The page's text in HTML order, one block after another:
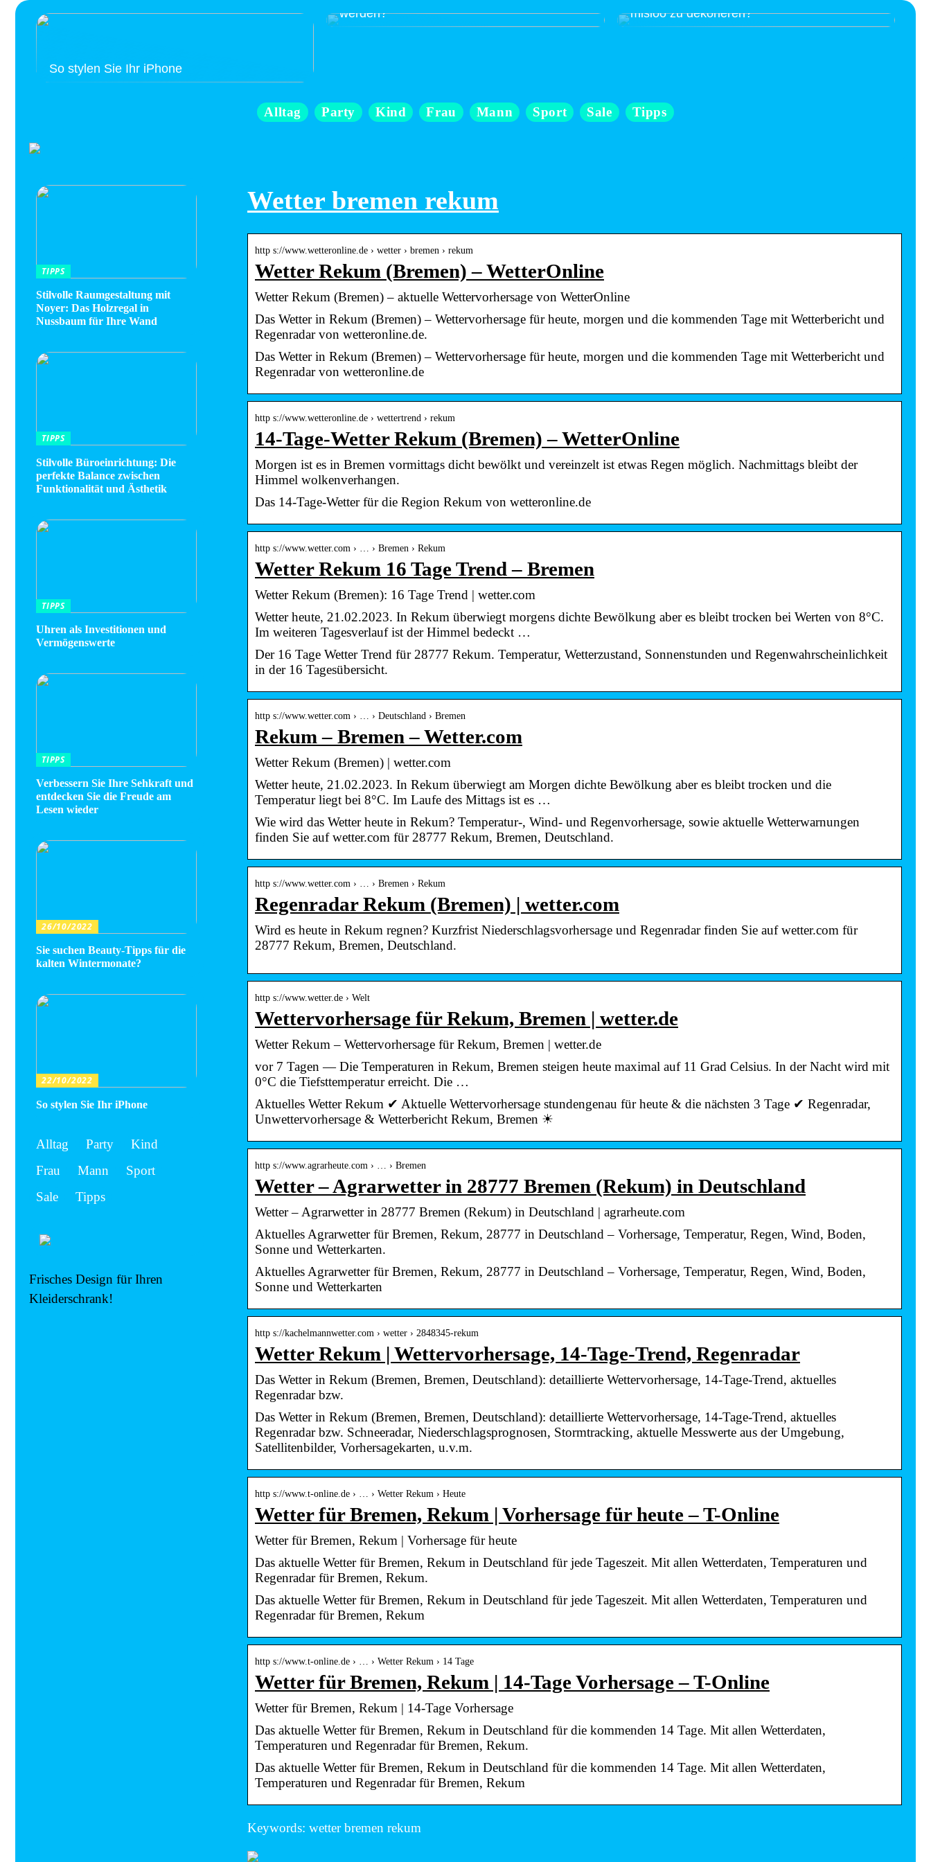
So stylen Sie Ihr iPhone
werden?
misioo zu dekorieren?
Alltag Party Kind Frau Mann Sport Sale Tipps
Wetter bremen rekum
http s://www.wetteronline.de › wetter › bremen › rekum
Wetter Rekum (Bremen) – WetterOnline
Wetter Rekum (Bremen) – aktuelle Wettervorhersage von WetterOnline
Das Wetter in Rekum (Bremen) – Wettervorhersage für heute, morgen und die kommenden Tage mit Wetterbericht und
Regenradar von wetteronline.de.
Das Wetter in Rekum (Bremen) – Wettervorhersage für heute, morgen und die kommenden Tage mit Wetterbericht und
Regenradar von wetteronline.de
http s://www.wetteronline.de › wettertrend › rekum
14-Tage-Wetter Rekum (Bremen) – WetterOnline
Morgen ist es in Bremen vormittags dicht bewölkt und vereinzelt ist etwas Regen möglich. Nachmittags bleibt der
Himmel wolkenverhangen.
Das 14-Tage-Wetter für die Region Rekum von wetteronline.de
http s://www.wetter.com › … › Bremen › Rekum
Wetter Rekum 16 Tage Trend – Bremen
Wetter Rekum (Bremen): 16 Tage Trend | wetter.com
Wetter heute, 21.02.2023. In Rekum überwiegt morgens dichte Bewölkung aber es bleibt trocken bei Werten von 8°C.
Im weiteren Tagesverlauf ist der Himmel bedeckt …
Der 16 Tage Wetter Trend für 28777 Rekum. Temperatur, Wetterzustand, Sonnenstunden und Regenwahrscheinlichkeit
in der 16 Tagesübersicht.
http s://www.wetter.com › … › Deutschland › Bremen
Rekum – Bremen – Wetter.com
Wetter Rekum (Bremen) | wetter.com
Wetter heute, 21.02.2023. In Rekum überwiegt am Morgen dichte Bewölkung aber es bleibt trocken und die
Temperatur liegt bei 8°C. Im Laufe des Mittags ist es …
Wie wird das Wetter heute in Rekum? Temperatur-, Wind- und Regenvorhersage, sowie aktuelle Wetterwarnungen
finden Sie auf wetter.com für 28777 Rekum, Bremen, Deutschland.
http s://www.wetter.com › … › Bremen › Rekum
Regenradar Rekum (Bremen) | wetter.com
Wird es heute in Rekum regnen? Kurzfrist Niederschlagsvorhersage und Regenradar finden Sie auf wetter.com für
28777 Rekum, Bremen, Deutschland.
http s://www.wetter.de › Welt
Wettervorhersage für Rekum, Bremen | wetter.de
Wetter Rekum – Wettervorhersage für Rekum, Bremen | wetter.de
vor 7 Tagen — Die Temperaturen in Rekum, Bremen steigen heute maximal auf 11 Grad Celsius. In der Nacht wird mit
0°C die Tiefsttemperatur erreicht. Die …
Aktuelles Wetter Rekum ✔ Aktuelle Wettervorhersage stundengenau für heute & die nächsten 3 Tage ✔ Regenradar,
Unwettervorhersage & Wetterbericht Rekum, Bremen ☀
http s://www.agrarheute.com › … › Bremen
Wetter – Agrarwetter in 28777 Bremen (Rekum) in Deutschland
Wetter – Agrarwetter in 28777 Bremen (Rekum) in Deutschland | agrarheute.com
Aktuelles Agrarwetter für Bremen, Rekum, 28777 in Deutschland – Vorhersage, Temperatur, Regen, Wind, Boden,
Sonne und Wetterkarten.
Aktuelles Agrarwetter für Bremen, Rekum, 28777 in Deutschland – Vorhersage, Temperatur, Regen, Wind, Boden,
Sonne und Wetterkarten
http s://kachelmannwetter.com › wetter › 2848345-rekum
Wetter Rekum | Wettervorhersage, 14-Tage-Trend, Regenradar
Das Wetter in Rekum (Bremen, Bremen, Deutschland): detaillierte Wettervorhersage, 14-Tage-Trend, aktuelles
Regenradar bzw.
Das Wetter in Rekum (Bremen, Bremen, Deutschland): detaillierte Wettervorhersage, 14-Tage-Trend, aktuelles
Regenradar bzw. Schneeradar, Niederschlagsprognosen, Stormtracking, aktuelle Messwerte aus der Umgebung,
Satellitenbilder, Vorhersagekarten, u.v.m.
http s://www.t-online.de › … › Wetter Rekum › Heute
Wetter für Bremen, Rekum | Vorhersage für heute – T-Online
Wetter für Bremen, Rekum | Vorhersage für heute
Das aktuelle Wetter für Bremen, Rekum in Deutschland für jede Tageszeit. Mit allen Wetterdaten, Temperaturen und
Regenradar für Bremen, Rekum.
Das aktuelle Wetter für Bremen, Rekum in Deutschland für jede Tageszeit. Mit allen Wetterdaten, Temperaturen und
Regenradar für Bremen, Rekum
http s://www.t-online.de › … › Wetter Rekum › 14 Tage
Wetter für Bremen, Rekum | 14-Tage Vorhersage – T-Online
Wetter für Bremen, Rekum | 14-Tage Vorhersage
Das aktuelle Wetter für Bremen, Rekum in Deutschland für die kommenden 14 Tage. Mit allen Wetterdaten,
Temperaturen und Regenradar für Bremen, Rekum.
Das aktuelle Wetter für Bremen, Rekum in Deutschland für die kommenden 14 Tage. Mit allen Wetterdaten,
Temperaturen und Regenradar für Bremen, Rekum
Keywords: wetter bremen rekum
TIPPS
Stilvolle Raumgestaltung mit
Noyer: Das Holzregal in
Nussbaum für Ihre Wand
TIPPS
Stilvolle Büroeinrichtung: Die
perfekte Balance zwischen
Funktionalität und Ästhetik
TIPPS
Uhren als Investitionen und
Vermögenswerte
TIPPS
Verbessern Sie Ihre Sehkraft und
entdecken Sie die Freude am
Lesen wieder
26/10/2022
Sie suchen Beauty-Tipps für die
kalten Wintermonate?
22/10/2022
So stylen Sie Ihr iPhone
Alltag Party
Kind
Frau
Mann
Sport
Sale
Tipps
Frisches Design für Ihren
Kleiderschrank!